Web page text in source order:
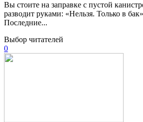
Вы стоите на заправке с пустой
разводит руками: «Нельзя. Только в
Последние...
Выбор читателей
0